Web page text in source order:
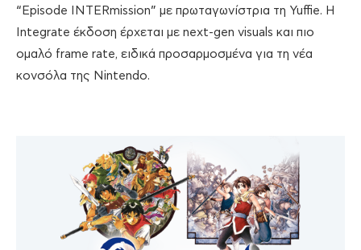
“Episode INTERmission” με πρωταγωνίστρια τη Yuffie. Η
Integrate έκδοση έρχεται με next-gen visuals και πιο
ομαλό frame rate, ειδικά προσαρμοσμένα για τη νέα
κονσόλα της Nintendo.